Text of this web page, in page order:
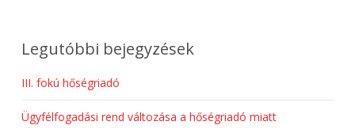
Legutóbbi bejegyzések
III. fokú hőségriadó
Ügyfélfogadási rend változása a hőségriadó miatt